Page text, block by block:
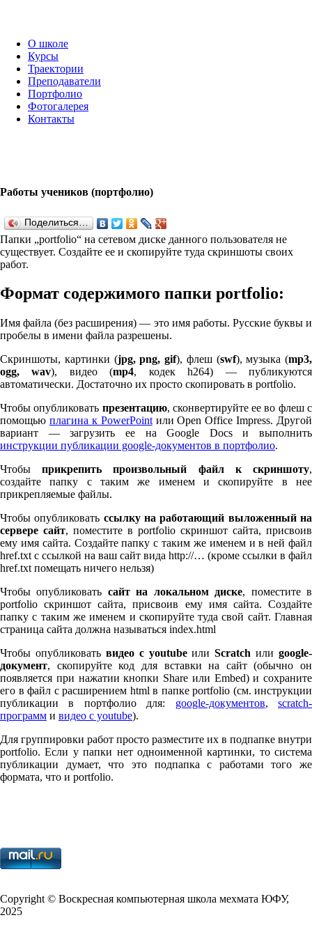
О школе
Курсы
Траектории
Преподаватели
Портфолио
Фотогалерея
Контакты
Работы учеников (портфолио)
Поделиться…
Папки „port­fo­lio“ на сетевом диске данного пользователя не
существует. Создайте ее и скопируйте туда скриншоты своих
работ.
Формат содержимого папки port­fo­lio:
Имя файла (без расширения) — это имя работы. Русские буквы и
пробелы в имени файла разрешены.
Скриншоты, картинки (jpg, png, gif), флеш (swf), музыка (mp3,
ogg, wav), видео (mp4, кодек h264) — публикуются
автоматически. Достаточно их просто скопировать в port­fo­lio.
Чтобы опубликовать презентацию, сконвертируйте ее во флеш с
помощью плагина к Pow­er­Pointили Open Office Impress. Другой
вариант — загрузить ее на Google Docs и выполнить
инструкции публикации google-документов в портфолио.
Чтобыприкрепить произвольный файл к скриншоту,
создайте папку с таким же именем и скопируйте в нее
прикрепляемые файлы.
Чтобы опубликовать ссылку на работающий выложенный на
сервере сайт, поместите в port­fo­lio скриншот сайта, присвоив
ему имя сайта. Создайте папку с таким же именем и в ней файл
href.txt с ссылкой на ваш сайт вида http://… (кроме ссылки в файл
href.txt помещать ничего нельзя)
Чтобы опубликовать сайт на локальном диске, поместите в
port­fo­lio скриншот сайта, присвоив ему имя сайта. Создайте
папку с таким же именем и скопируйте туда свой сайт. Главная
страница сайта должна называться index.html
Чтобы опубликовать видео с youtubeилиScratch или google-
документ, скопируйте код для вставки на сайт (обычно он
появляется при нажатии кнопки Share или Embed) и сохраните
его в файл с расширением html в папке port­fo­lio (см. инструкции
публикации в портфолио для: google-документов,scratch-
программ и видео с youtube).
Для группировки работ просто разместите их в подпапке внутри
port­fo­lio. Если у папки нет одноименной картинки, то система
публикации думает, что это подпапка с работами того же
формата, что и port­fo­lio.
Copy­right © Воскресная компьютерная школа мехмата ЮФУ,
2025